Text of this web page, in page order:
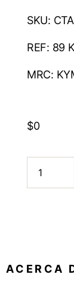
SKU:
REF: 89
MRC:
$0
A C E R C A